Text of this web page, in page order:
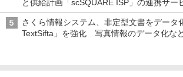
と供給計画「scSQUARE ISP」の連携サー
さくら情報システム、非定型文書をデータ
TextSifta」を強化 写真情報のデータ化な